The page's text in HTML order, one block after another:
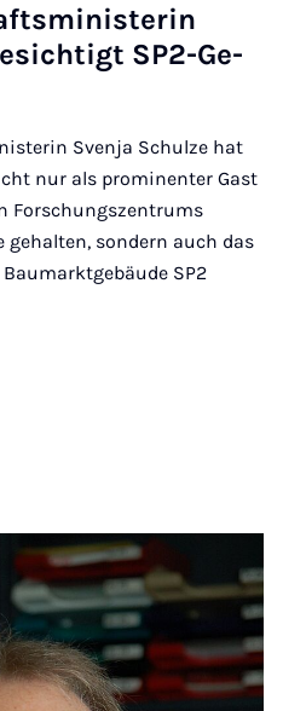
SP2-Ge­
Svenja Schulze hat
nur als prominenter Gast
Forschungszentrums
gehalten, sondern auch das
SP2